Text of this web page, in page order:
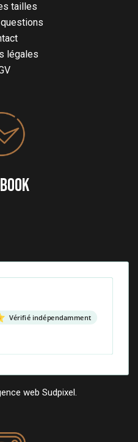
tailles
légales
Vérifié indépendamment
web Sudpixel.